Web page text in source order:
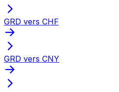
GRD vers CHF
GRD vers CNY